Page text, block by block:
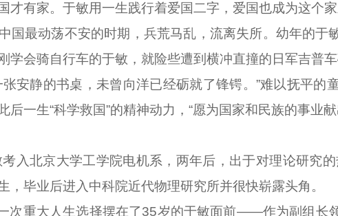
有家。于敏用一生践行着爱国二字，爱国也成为这个家
最动荡不安的时期，兵荒马乱，流离失所。幼年的于
学会骑自行车的于敏，就险些遭到横冲直撞的日军吉普车
静的书桌，未曾向洋已经砺就了锋锷。”难以抚平的
后一生“科学救国”的精神动力，“愿为国家和民族的事业
北京大学工学院电机系，两年后，出于对理论研究的
，毕业后进入中科院近代物理研究所并很快崭露头角。
重大人生选择摆在了35岁的于敏面前——作为副组长领